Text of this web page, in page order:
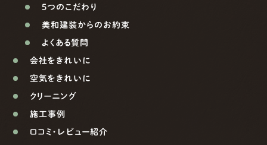
5つのこだわり
美和建装からのお約束
よくある質問
会社をきれいに
空気をきれいに
クリーニング
施工事例
口コミ・レビュー紹介